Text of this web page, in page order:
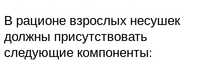
В рационе взрослых несушек
должны присутствовать
следующие компоненты: